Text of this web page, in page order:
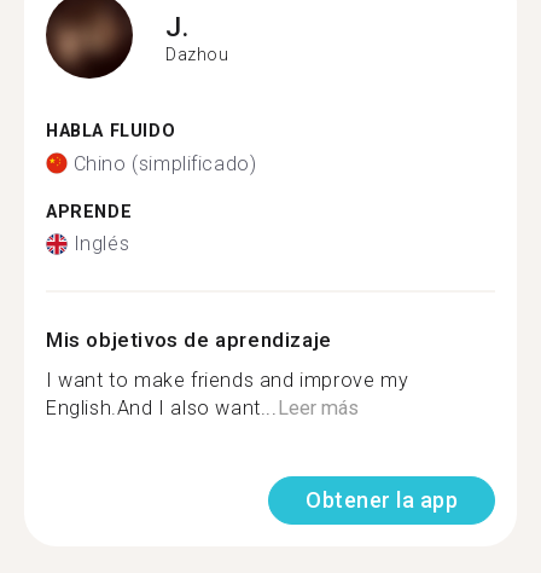
J.
Dazhou
HABLA FLUIDO
Chino (simplificado)
APRENDE
Inglés
Mis objetivos de aprendizaje
I want to make friends and improve my
English.And I also want...Leer más
Obtener la app